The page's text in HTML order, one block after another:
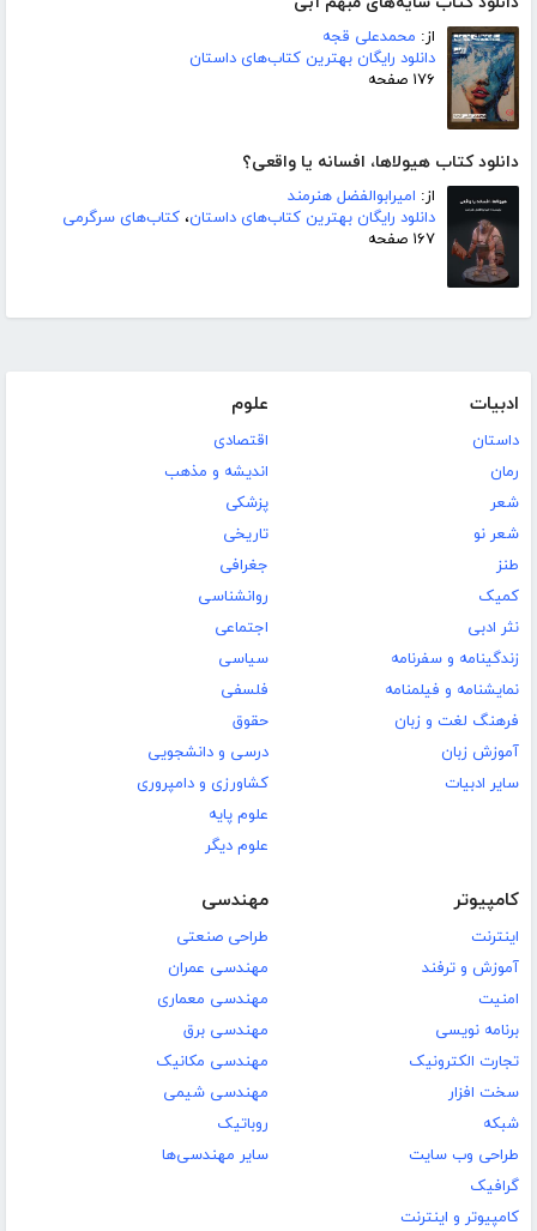
از: محمدعلی قجه
دانلود رایگان بهترین کتاب‌های داستان
۱۷۶ صفحه
دانلود کتاب هیولاها، افسانه یا واقعی؟
از: امیرابوالفضل هنرمند
دانلود رایگان بهترین کتاب‌های داستان، کتاب‌های سرگرمی
۱۶۷ صفحه
ادبیات
داستان
رمان
شعر
شعر نو
طنز
کمیک
نثر ادبی
زندگینامه و سفرنامه
نمایشنامه و فیلمنامه
فرهنگ لغت و زبان
آموزش زبان
سایر ادبیات
علوم
اقتصادی
اندیشه و مذهب
پزشکی
تاریخی
جغرافی
روانشناسی
اجتماعی
سیاسی
فلسفی
حقوق
درسی و دانشجویی
کشاورزی و دامپروری
علوم پایه
علوم دیگر
کامپیوتر
اینترنت
آموزش و ترفند
امنیت
برنامه نویسی
تجارت الکترونیک
سخت افزار
شبکه
طراحی وب سایت
گرافیک
کامپیوتر و اینترنت
مهندسی
طراحی صنعتی
مهندسی عمران
مهندسی معماری
مهندسی برق
مهندسی مکانیک
مهندسی شیمی
روباتیک
سایر مهندسی‌ها